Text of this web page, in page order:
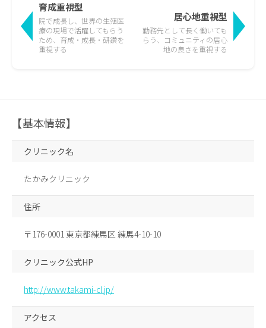
育成重視型
院で成長し、世界の生殖医
療の現場で活躍してもらう
ため、育成・成長・研鑽を
重視する
勤務先として長く働いても
らう、
コミュニティの居心
地の良さを重視する
居心地重視型
【基本情報】
クリニック名
たかみクリニック
住所
〒176-0001 東京都練馬区 練馬4-10-10
クリニック公式HP
http://www.takami-cl.jp/
アクセス